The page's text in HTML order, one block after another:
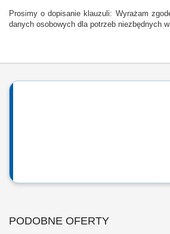
Prosimy o dopisanie klauzuli: Wyrażam
danych osobowych dla potrzeb niezbędnych
PODOBNE OFERTY